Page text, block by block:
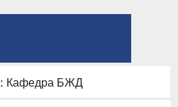
Кафедра БЖД